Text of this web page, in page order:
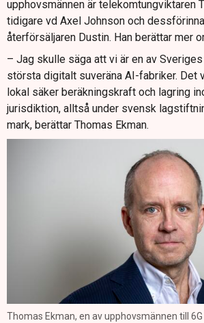
upphovsmännen är telekomtungviktaren
tidigare vd Axel Johnson och
återförsäljaren Dustin. Han berättar mer
– Jag skulle säga att vi är en av
största digitalt suveräna AI-fabriker. Det
lokal säker beräkningskraft och lagring
jurisdiktion, alltså under svensk
mark, berättar Thomas Ekman.
Thomas Ekman, en av upphovsmännen till 6G